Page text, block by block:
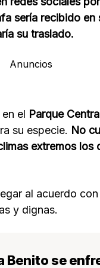
sería recibido en
su traslado.
Anuncios
el Parque
su especie. No
extremos los
al acuerdo
y dignas.
Benito se